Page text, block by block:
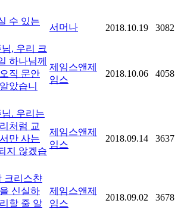
수 있는
서머나 2018.10.19 3082
, 우리 크
하나님께
직 문안
았습니
제임스앤제
임스
2018.10.06 4058
. 우리는
처럼 교
만 사는
지 않겠습
제임스앤제
임스
2018.09.14 3637
크리스챤
신실하
할 줄 알
제임스앤제
임스
2018.09.02 3678